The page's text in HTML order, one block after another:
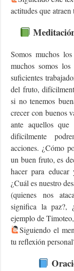
actitudes que
Somos muchos
muchos somos
suficientes
del fruto,
si no tenemos
crecer con buenos
ante aquellos
difícilmente
acciones. ¿Cómo
un buen fruto, es
hacer para educar
¿Cuál es nuestro
(quienes nos
significa la paz?,
ejemplo de
Siguiendo el
tu reflexión